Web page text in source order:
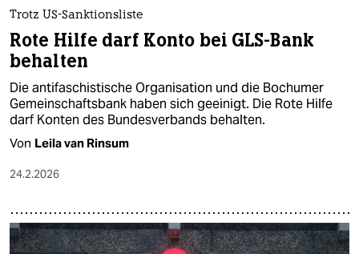
Trotz US-Sanktionsliste
Rote Hilfe darf Konto bei GLS-Bank
behalten
Die antifaschistische Organisation und die Bochumer
Gemeinschaftsbank haben sich geeinigt. Die Rote Hilfe
darf Konten des Bundesverbands behalten.
Von Leila van Rinsum
24.2.2026